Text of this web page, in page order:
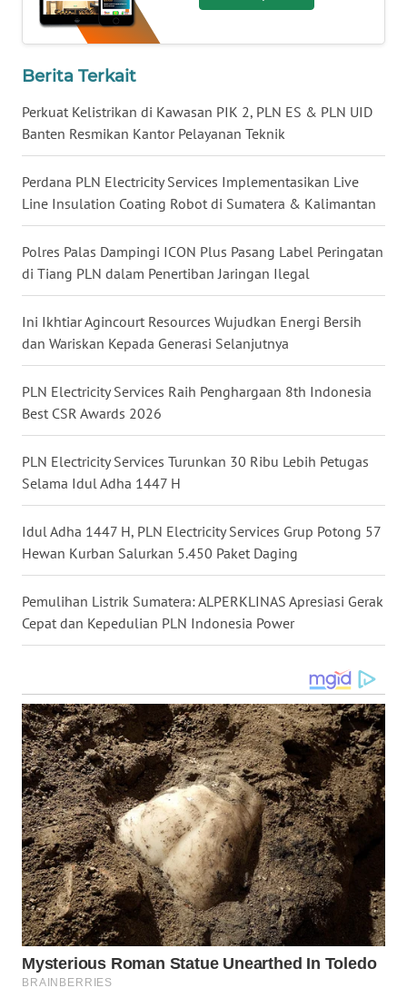
Berita Terkait
Perkuat Kelistrikan di Kawasan PIK 2, PLN ES & PLN UID
Banten Resmikan Kantor Pelayanan Teknik
Perdana PLN Electricity Services Implementasikan Live
Line Insulation Coating Robot di Sumatera & Kalimantan
Polres Palas Dampingi ICON Plus Pasang Label Peringatan
di Tiang PLN dalam Penertiban Jaringan Ilegal
Ini Ikhtiar Agincourt Resources Wujudkan Energi Bersih
dan Wariskan Kepada Generasi Selanjutnya
PLN Electricity Services Raih Penghargaan 8th Indonesia
Best CSR Awards 2026
PLN Electricity Services Turunkan 30 Ribu Lebih Petugas
Selama Idul Adha 1447 H
Idul Adha 1447 H, PLN Electricity Services Grup Potong 57
Hewan Kurban Salurkan 5.450 Paket Daging
Pemulihan Listrik Sumatera: ALPERKLINAS Apresiasi Gerak
Cepat dan Kepedulian PLN Indonesia Power
WN
WN
JOGJA
WN
JATIM
WN
BALI
KALBAR
KALTENG
KALTARA
KALSEL
WN
KALTIM
WN
WN
GORONTALO
WN
SULUT
WN
MALUKU
WN
MALUT
WN